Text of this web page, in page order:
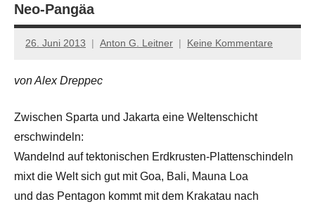
Lyrik,
Essay
Kritik
Neo-Pangäa
26. Juni 2013 Anton G. Leitner Keine Kommentare
von Alex Dreppec
Zwischen Sparta und Jakarta eine Weltenschicht
erschwindeln:
Wandelnd auf tektonischen Erdkrusten-Plattenschindeln
mixt die Welt sich gut mit Goa, Bali, Mauna Loa
und das Pentagon kommt mit dem Krakatau nach